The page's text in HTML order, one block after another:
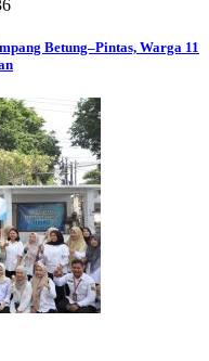
Betung–Pintas, Warga 11